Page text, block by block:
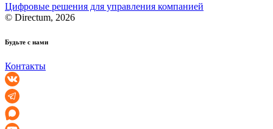
Цифровые решения для управления компанией
© Directum, 2026
Будьте с нами
Контакты